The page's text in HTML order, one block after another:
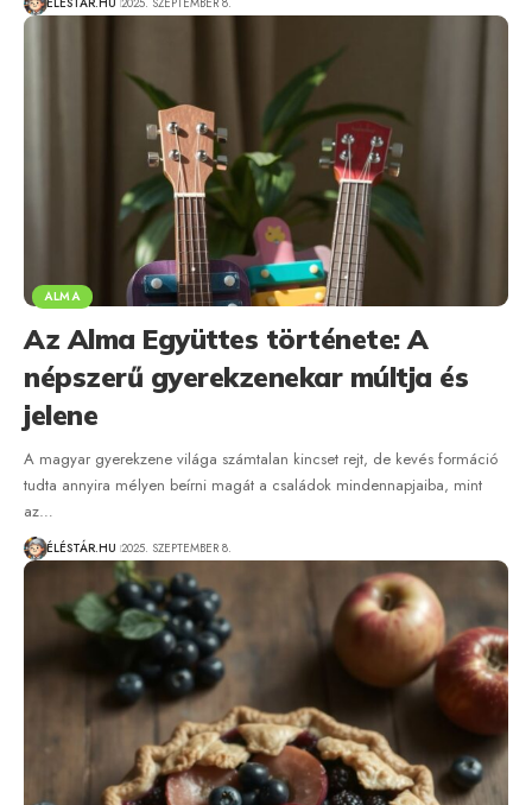
ALMA
Az Alma Együttes története: A
népszerű gyerekzenekar múltja és
jelene
A magyar gyerekzene világa számtalan kincset rejt, de kevés formáció
tudta annyira mélyen beírni magát a családok mindennapjaiba, mint
az…
ÉLÉSTÁR.HU 2025. SZEPTEMBER 8.